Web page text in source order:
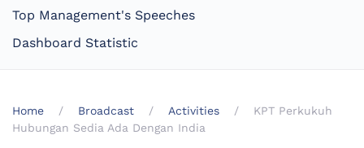
Top Management's Speeches
Dashboard Statistic
Home Broadcast Activities
KPT Perkukuh
Hubungan Sedia Ada Dengan India